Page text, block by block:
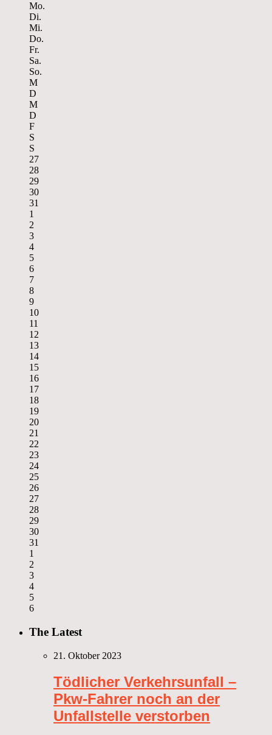
Mo.
Di.
Mi.
Do.
Fr.
Sa.
So.
M
D
M
D
F
S
S
27
28
29
30
31
1
2
3
4
5
6
7
8
9
10
11
12
13
14
15
16
17
18
19
20
21
22
23
24
25
26
27
28
29
30
31
1
2
3
4
5
6
The Latest
21. Oktober 2023
Tödlicher Verkehrsunfall –
Pkw-Fahrer noch an der
Unfallstelle verstorben